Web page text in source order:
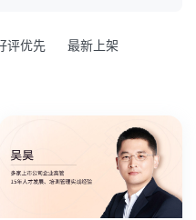
评优先
最新上架